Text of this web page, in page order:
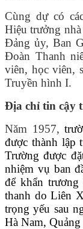
Cùng dự có
Hiệu trưởng
Đảng ủy, Ban
Đoàn Thanh
viên, học viên,
Truyền hình I.
Địa chỉ tin cậy
Năm 1957,
được thành lập
Trường được
nhiệm vụ ban
để khẩn
thanh do Liên
trọng yếu sau
Hà Nam,